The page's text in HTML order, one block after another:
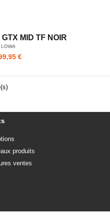
MID TF NOIR
LOWA
€
produits
ventes